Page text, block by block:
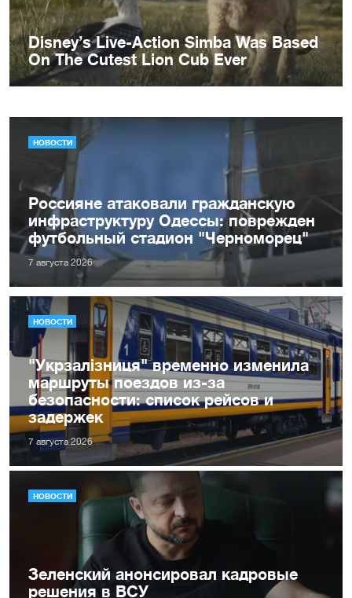
НОВОСТИ
Россияне атаковали гражданскую
инфраструктуру Одессы: поврежден
футбольный стадион "Черноморец"
7 августа 2026
НОВОСТИ
"Укрзалізниця" временно изменила
маршруты поездов из-за
безопасности: список рейсов и
задержек
7 августа 2026
НОВОСТИ
Зеленский анонсировал кадровые
решения в ВСУ